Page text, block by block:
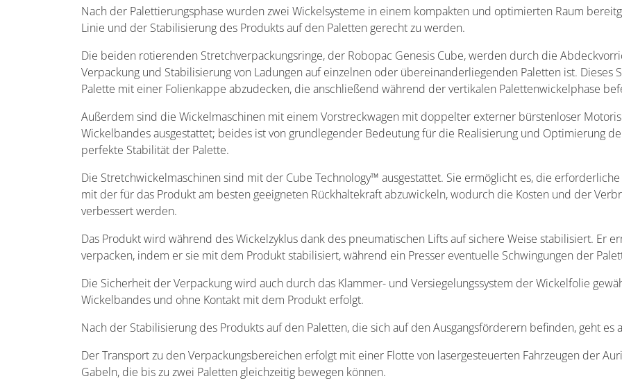
Nach der Palettierungsphase wurden zwei Wickelsysteme in einem kompakten und optimierten Raum
Linie und der Stabilisierung des Produkts auf den Paletten gerecht zu werden.
Die beiden rotierenden Stretchverpackungsringe, der Robopac Genesis Cube, werden durch die
Verpackung und Stabilisierung von Ladungen auf einzelnen oder übereinanderliegenden Paletten ist. Dieses
Palette mit einer Folienkappe abzudecken, die anschließend während der vertikalen Palettenwickelphase
Außerdem sind die Wickelmaschinen mit einem Vorstreckwagen mit doppelter externer bürstenloser
Wickelbandes ausgestattet; beides ist von grundlegender Bedeutung für die Realisierung und Optimierung
perfekte Stabilität der Palette.
Die Stretchwickelmaschinen sind mit der Cube Technology™ ausgestattet. Sie ermöglicht es, die
mit der für das Produkt am besten geeigneten Rückhaltekraft abzuwickeln, wodurch die Kosten und der
verbessert werden.
Das Produkt wird während des Wickelzyklus dank des pneumatischen Lifts auf sichere Weise stabilisiert. Er
verpacken, indem er sie mit dem Produkt stabilisiert, während ein Presser eventuelle Schwingungen der
Die Sicherheit der Verpackung wird auch durch das Klammer- und Versiegelungssystem der Wickelfolie
Wickelbandes und ohne Kontakt mit dem Produkt erfolgt.
Nach der Stabilisierung des Produkts auf den Paletten, die sich auf den Ausgangsförderern befinden, geht
Der Transport zu den Verpackungsbereichen erfolgt mit einer Flotte von lasergesteuerten Fahrzeugen der
Gabeln, die bis zu zwei Paletten gleichzeitig bewegen können.